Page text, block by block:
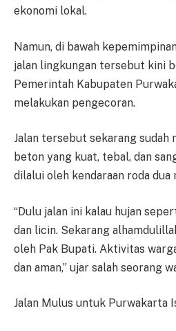
ekonomi lokal.
Namun, di bawah
jalan lingkungan tersebut kini
Pemerintah Kabupaten
melakukan pengecoran.
Jalan tersebut sekarang sudah
beton yang kuat, tebal, dan
dilalui oleh kendaraan roda dua
“Dulu jalan ini kalau hujan
dan licin. Sekarang
oleh Pak Bupati. Aktivitas
dan aman,” ujar salah seorang
Jalan Mulus untuk Purwakarta